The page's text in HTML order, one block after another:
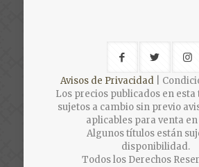
Avisos de Privacidad|
Los precios publicados en
sujetos a cambio sin previo
aplicables para venta
Algunos títulos están
disponibilidad.
Todos los Derechos